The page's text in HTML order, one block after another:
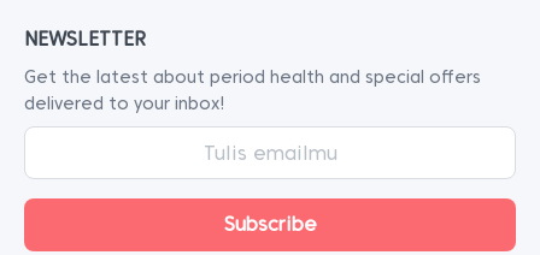
NEWSLETTER
Get the latest about period health and special offers
delivered to your inbox!